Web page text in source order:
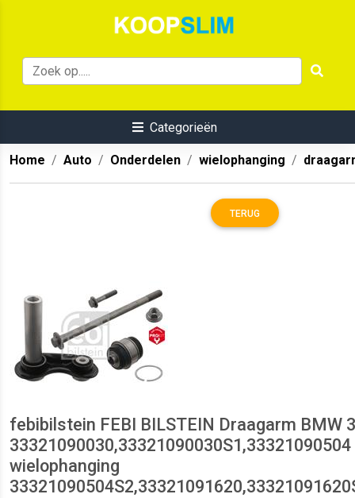
Categorieën
Home Auto Onderdelen wielophanging
TERUG
febibilstein FEBI BILSTEIN Draagarm BMW
wielophanging